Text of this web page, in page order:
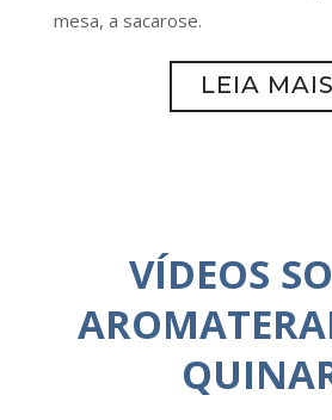
mesa, a sacarose.
LEIA MAIS
VÍDEOS